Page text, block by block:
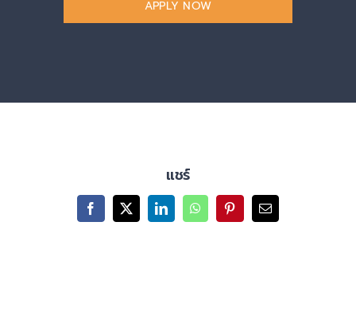
APPLY NOW
แชร์
Facebook
X LinkedInWhatsAppPinterestEmail